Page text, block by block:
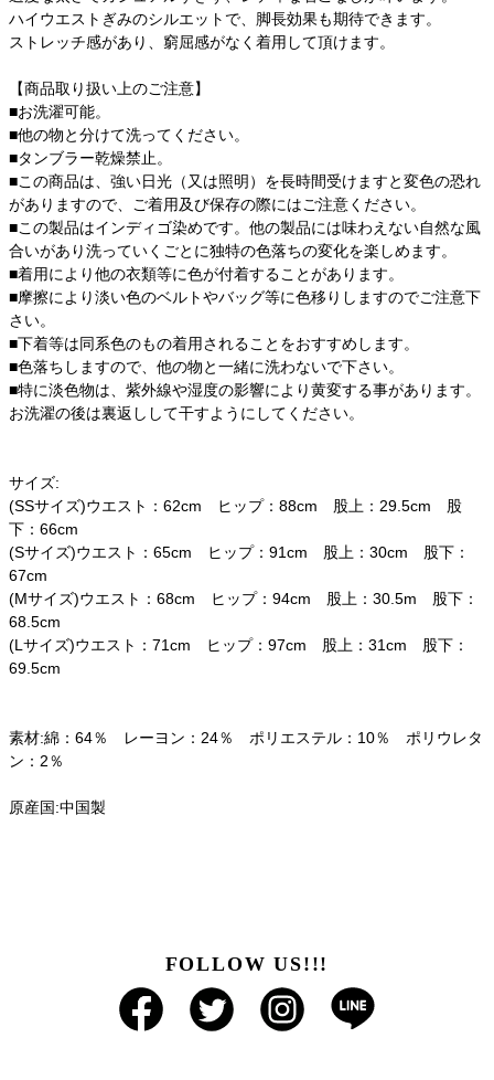
ハイウエストぎみのシルエットで、脚長効果も期待できます。
ストレッチ感があり、窮屈感がなく着用して頂けます。
【商品取り扱い上のご注意】
■お洗濯可能。
■他の物と分けて洗ってください。
■タンブラー乾燥禁止。
■この商品は、強い日光（又は照明）を長時間受けますと変色の恐れ
がありますので、ご着用及び保存の際にはご注意ください。
■この製品はインディゴ染めです。他の製品には味わえない自然な風
合いがあり洗っていくごとに独特の色落ちの変化を楽しめます。
■着用により他の衣類等に色が付着することがあります。
■摩擦により淡い色のベルトやバッグ等に色移りしますのでご注意下
さい。
■下着等は同系色のもの着用されることをおすすめします。
■色落ちしますので、他の物と一緒に洗わないで下さい。
■特に淡色物は、紫外線や湿度の影響により黄変する事があります。
お洗濯の後は裏返しして干すようにしてください。
サイズ:
(SSサイズ)ウエスト：62cm ヒップ：88cm 股上：29.5cm 股
下：66cm
(Sサイズ)ウエスト：65cm ヒップ：91cm 股上：30cm 股下：
67cm
(Mサイズ)ウエスト：68cm ヒップ：94cm 股上：30.5m 股下：
68.5cm
(Lサイズ)ウエスト：71cm ヒップ：97cm 股上：31cm 股下：
69.5cm
素材:綿：64％ レーヨン：24％ ポリエステル：10％ ポリウレタ
ン：2％
原産国:中国製
FOLLOW US!!!